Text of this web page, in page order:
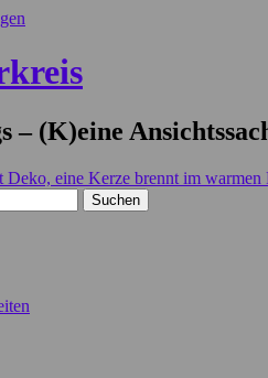
– (K)eine